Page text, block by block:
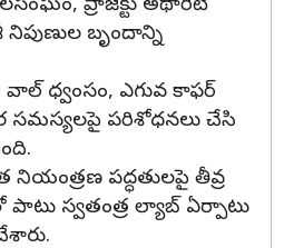
ప్రాజెక్టు అథారిటీ
బృందాన్ని
ధ్వంసం, ఎగువ కాఫర్‌
సమస్యలపై పరిశోధనలు చేసి
నియంత్రణ పద్ధతులపై తీవ్ర
స్వతంత్ర ల్యాబ్‌ ఏర్పాటు